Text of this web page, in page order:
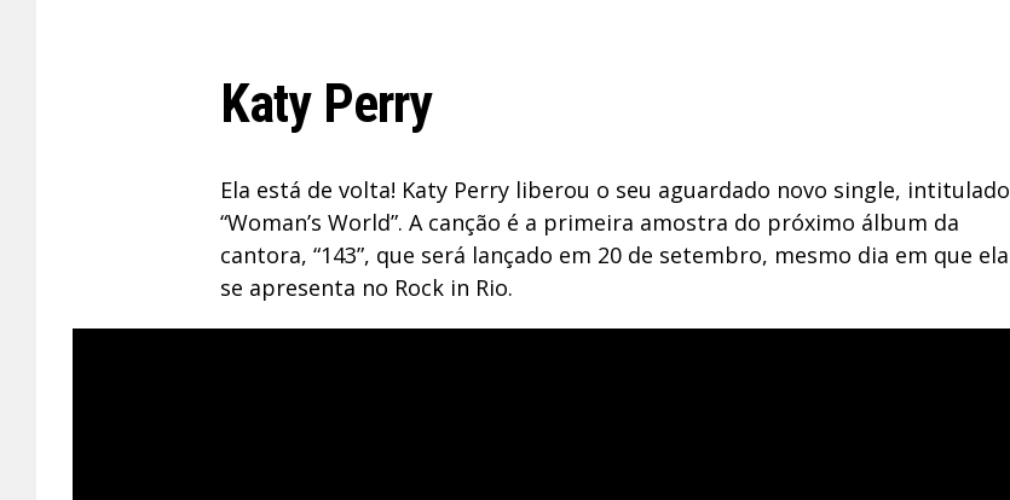
Katy Perry
Ela está de volta! Katy Perry liberou o seu aguardado novo single, intitulado
“Woman’s World”. A canção é a primeira amostra do próximo álbum da
cantora, “143”, que será lançado em 20 de setembro, mesmo dia em que ela
se apresenta no Rock in Rio.